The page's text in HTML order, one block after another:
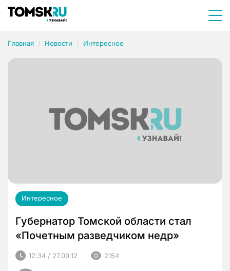
Главная Новости Интересное
Интересное
Губернатор Томской области стал
«Почетным разведчиком недр»
12:34 / 27.09.12 2154